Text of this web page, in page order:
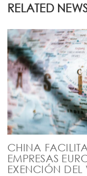
RELATED
CHINA
EMPRESAS
EXENCIÓN